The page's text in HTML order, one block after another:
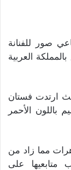
صور للفنانة
العربية
ارتدت فستان
الأحمر
مما زاد من
متابعيها على